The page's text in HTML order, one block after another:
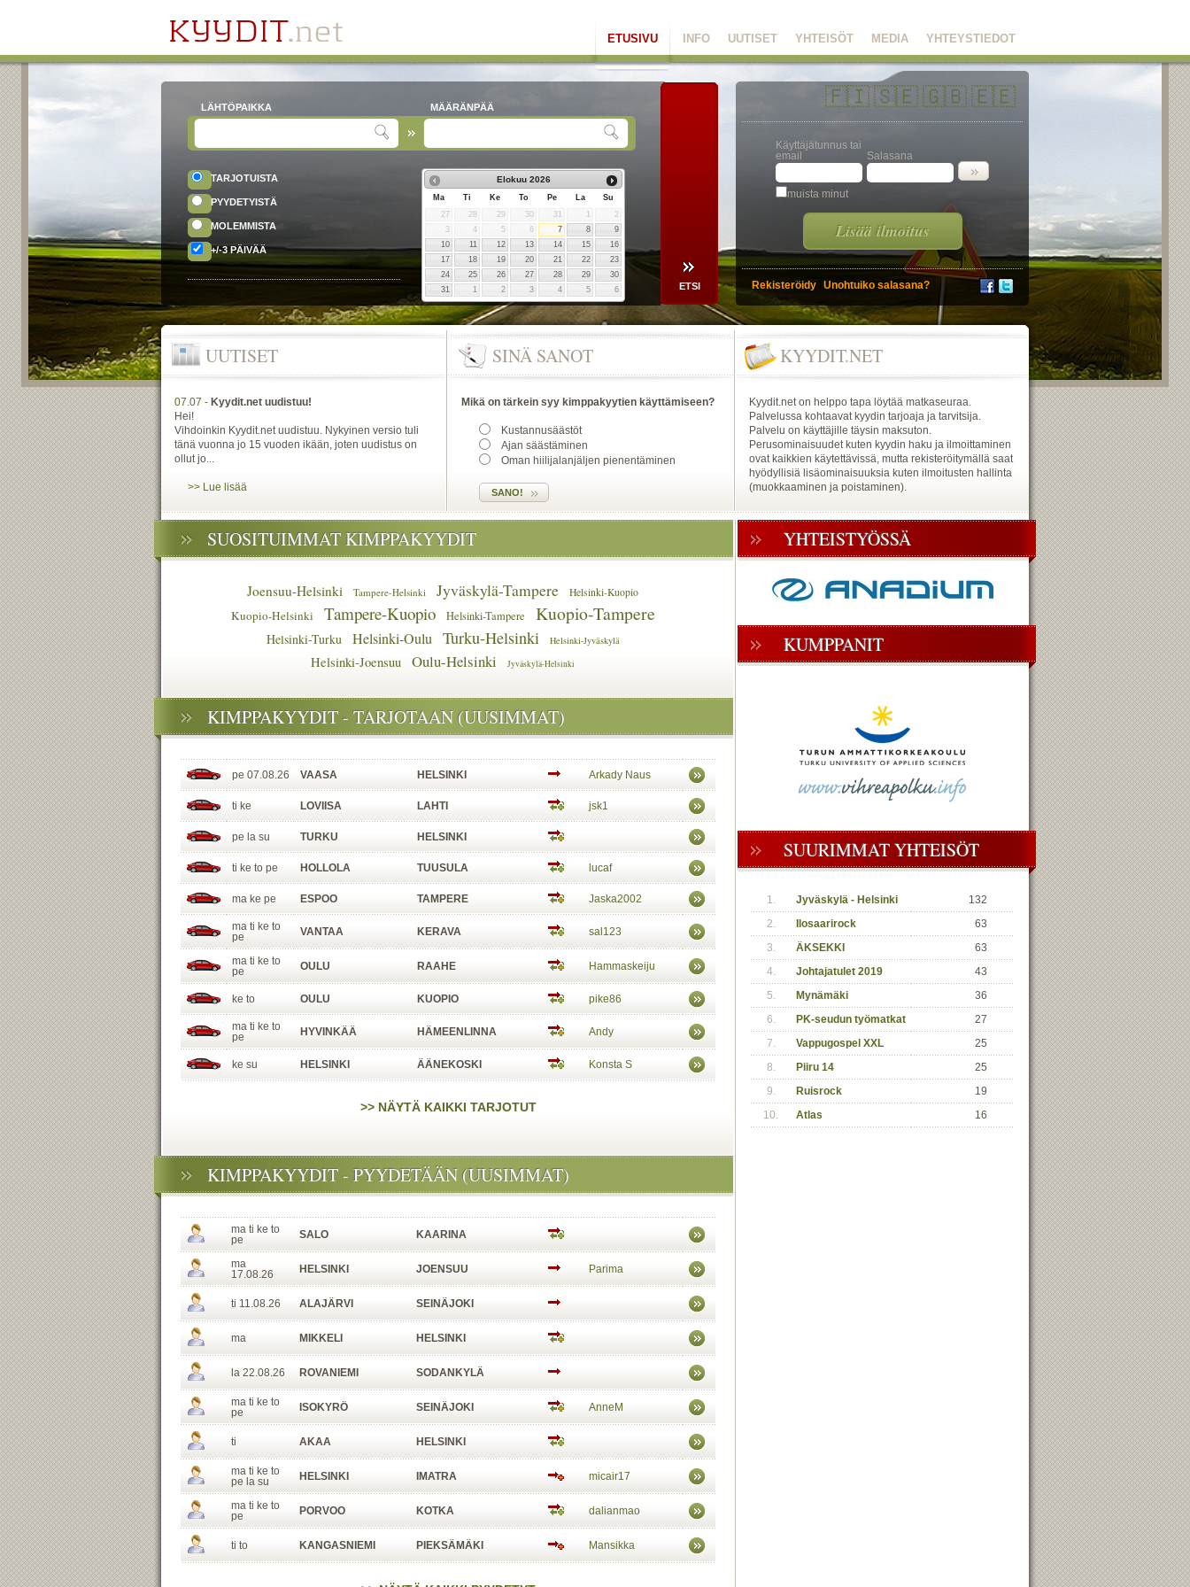
YHTEYSTIEDOT
MEDIA
YHTEISÖT
UUTISET
INFO
ETUSIVU
LÄHTÖPAIKKA MÄÄRÄNPÄÄ
TARJOTUISTA
PYYDETYISTÄ
MOLEMMISTA
+/-3 PÄIVÄÄ
Elokuu 2026
Ma Ti Ke To Pe La
Su
27
28 29 30 31
2
3
4 5 6 7 8
9
10
11 12 13 14 15
16
17
18 19 20 21 22
23
24
25 26 27 28 29
30
31
1 2 3 4 5 6
🇫🇮🇸🇪🇬🇧🇪🇪
Käyttäjätunnus tai
email
Salasana
muista minut
Lisää ilmoitus
Rekisteröidy Unohtuiko salasana?
UUTISET
07.07 - Kyydit.net uudistuu!
Hei!
Vihdoinkin Kyydit.net uudistuu. Nykyinen versio tuli
tänä vuonna jo 15 vuoden ikään, joten uudistus on
ollut jo...
>> Lue lisää
SINÄ SANOT
Mikä on tärkein syy kimppakyytien käyttämiseen?
Kustannusäästöt
Ajan säästäminen
Oman hiilijalanjäljen pienentäminen
KYYDIT.NET
Kyydit.net on helppo tapa löytää matkaseuraa.
Palvelussa kohtaavat kyydin tarjoaja ja tarvitsija.
Palvelu on käyttäjille täysin maksuton.
Perusominaisuudet kuten kyydin haku ja ilmoittaminen
ovat kaikkien käytettävissä, mutta rekisteröitymällä saat
hyödyllisiä lisäominaisuuksia kuten ilmoitusten hallinta
(muokkaaminen ja poistaminen).
SUOSITUIMMAT KIMPPAKYYDIT
Joensuu-Helsinki Tampere-Helsinki Jyväskylä-Tampere Helsinki-Kuopio
Kuopio-Helsinki Tampere-Kuopio Helsinki-Tampere Kuopio-Tampere
Helsinki-Turku Helsinki-Oulu Turku-Helsinki Helsinki-Jyväskylä
Helsinki-Joensuu Oulu-Helsinki Jyväskylä-Helsinki
KIMPPAKYYDIT - TARJOTAAN (UUSIMMAT)
pe 07.08.26 VAASA HELSINKI Arkady Naus
ti ke LOVIISA LAHTI jsk1
pe la su TURKU HELSINKI
ti ke to pe HOLLOLA TUUSULA lucaf
ma ke pe ESPOO TAMPERE Jaska2002
ma ti ke to
pe
VANTAA KERAVA sal123
ma ti ke to
pe
OULU RAAHE Hammaskeiju
ke to OULU KUOPIO pike86
ma ti ke to
pe
HYVINKÄÄ HÄMEENLINNA Andy
ke su HELSINKI ÄÄNEKOSKI Konsta S
>> NÄYTÄ KAIKKI TARJOTUT
KIMPPAKYYDIT - PYYDETÄÄN (UUSIMMAT)
ma ti ke to
pe
SALO KAARINA
ma
17.08.26
HELSINKI JOENSUU Parima
ti 11.08.26 ALAJÄRVI SEINÄJOKI
ma MIKKELI HELSINKI
la 22.08.26 ROVANIEMI SODANKYLÄ
ma ti ke to
pe
ISOKYRÖ SEINÄJOKI AnneM
ti AKAA HELSINKI
ma ti ke to
pe la su
HELSINKI IMATRA micair17
ma ti ke to
pe
PORVOO KOTKA dalianmao
ti to KANGASNIEMI PIEKSÄMÄKI Mansikka
YHTEISTYÖSSÄ
KUMPPANIT
SUURIMMAT YHTEISÖT
1. Jyväskylä - Helsinki
132
2.
Ilosaarirock
63
3.
ÄKSEKKI
63
4.
Johtajatulet 2019
43
5.
Mynämäki
36
6.
PK-seudun työmatkat
27
7.
Vappugospel XXL
25
8.
Piiru 14
25
9.
Ruisrock
19
10.
Atlas 16